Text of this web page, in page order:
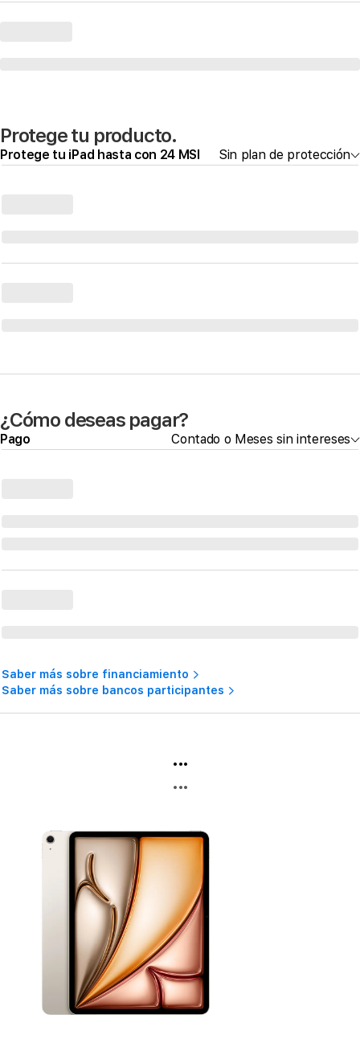
Protege tu producto.
Protege tu iPad hasta con 24 MSI Sin plan de protección
¿Cómo deseas pagar?
Pago Contado o Meses sin intereses
Saber más sobre financiamiento
Saber más sobre bancos participantes
...
...